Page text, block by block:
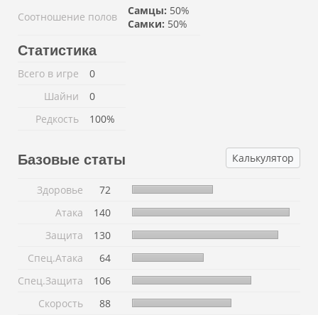
Соотношение полов Самцы: 50%
Самки: 50%
Статистика
Всего в игре
0
Шайни
0
Редкость
100%
Базовые статы Калькулятор
Здоровье
72
Атака
140
Защита
130
Спец.Атака
64
Спец.Защита
106
Скорость
88